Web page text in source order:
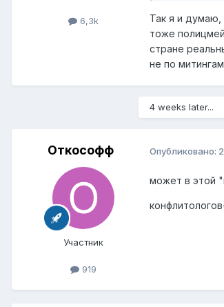
6,3k
Так я и думаю,
тоже
стране
не по
4 weeks later...
Откософф
Участник
919
Опубликовано:
может в этой